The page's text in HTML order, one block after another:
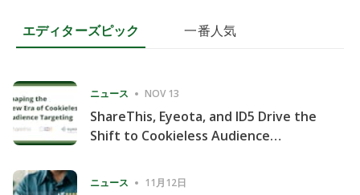
エディターズピック 一番人気
ニュース NOV 13
ShareThis, Eyeota, and ID5 Drive the
Shift to Cookieless Audience
ニュース 11月12日